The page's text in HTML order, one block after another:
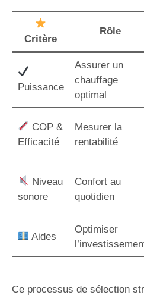
Critère
Rôle
Puissance
Assurer un
chauffage
optimal
COP &
Efficacité
Mesurer la
rentabilité
Niveau
sonore
Confort au
quotidien
Aides
Optimiser
Ce processus de sélection